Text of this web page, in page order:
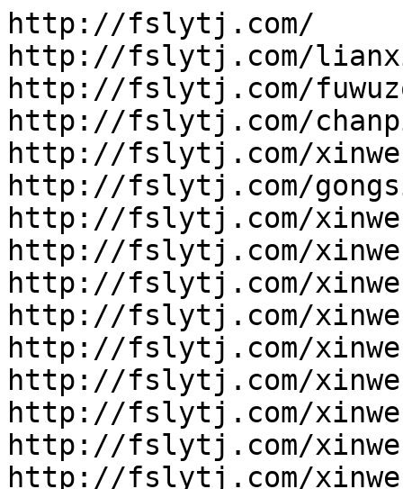
http://fslytj.com/
http://fslytj.com/
http://fslytj.com/
http://fslytj.com/
http://fslytj.com/
http://fslytj.com/
http://fslytj.com/
http://fslytj.com/
http://fslytj.com/
http://fslytj.com/
http://fslytj.com/
http://fslytj.com/
http://fslytj.com/
http://fslytj.com/
http://fslytj.com/